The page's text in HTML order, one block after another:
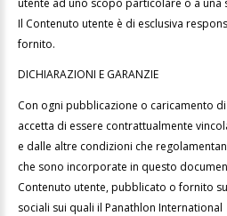
Il Contenuto utente è di esclusiva
fornito.
DICHIARAZIONI E GARANZIE
Con ogni pubblicazione o caricamento
accetta di essere contrattualmente
e dalle altre condizioni che
che sono incorporate in questo
Contenuto utente, pubblicato o fornito
sociali sui quali il Panathlon